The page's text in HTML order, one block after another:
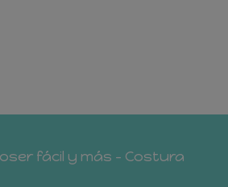
fácil y más – Costura